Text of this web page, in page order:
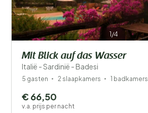
1/4
Mit Blick auf das Wasser
Italië - Sardinië - Badesi
5 gasten 2 slaapkamers 1 badkamers
€ 66,50
v.a. prijs per nacht